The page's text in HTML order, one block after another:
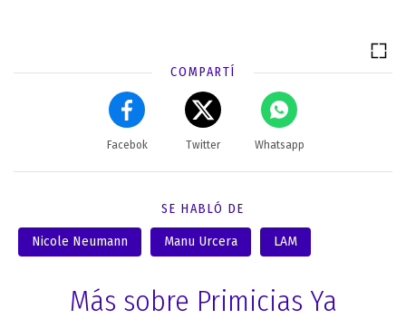
COMPARTÍ
Facebok Twitter Whatsapp
SE HABLÓ DE
Nicole Neumann Manu Urcera LAM
Más sobre Primicias Ya